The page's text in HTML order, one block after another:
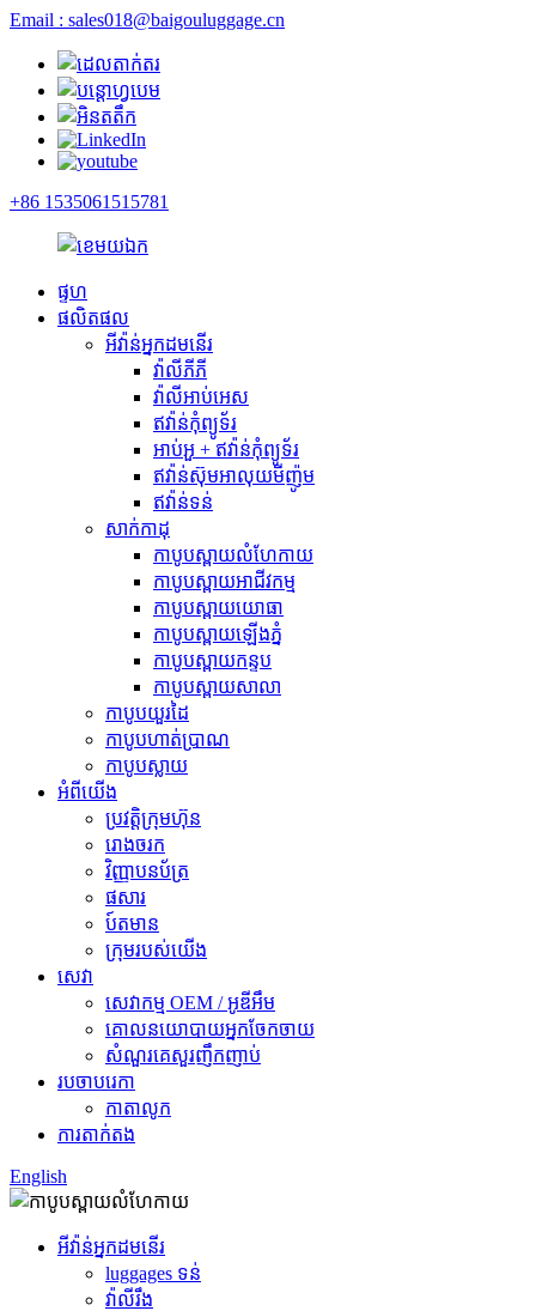
Email : sales018@baigouluggage.cn
+86 1535061515781
ផ្ទហ
ផលិតផល
អីវ៉ាន់អ្នកដមនើរ
វ៉ាលីភីភី
វ៉ាលីអាប់អេស
ឥវ៉ាន់កុំព្យូទ័រ
អាប់អួ + ឥវ៉ាន់កុំព្យូទ័រ
ឥវ៉ាន់ស៊ុមអាលុយមីញ៉ូម
ឥវ៉ាន់ទន់
សាក់កាដុ
កាបូបស្ពាយលំហែកាយ
កាបូបស្ពាយអាជីវកម្ម
កាបូបស្ពាយយោធា
កាបូបស្ពាយឡើងភ្នំ
កាបូបស្ពាយកន្ទប
កាបូបស្ពាយសាលា
កាបូបយួរដៃ
កាបូបហាត់ប្រាណ
កាបូបស្លាយ
អំពីយើង
ប្រវត្តិក្រុមហ៊ុន
រោងចរក
វិញ្ញាបនប័ត្រ
ផសារ
ប៍តមាន
ក្រុមរបស់យើង
សេវា
សេវាកម្ម OEM / អូឌីអឹម
គោលនយោបាយអ្នកចែកចាយ
សំណួរគេសួរញឹកញាប់
របចាបរេកា
កាតាលូក
ការតាក់តង
English
អីវ៉ាន់អ្នកដមនើរ
luggages ទន់
វ៉ាលីរឹង